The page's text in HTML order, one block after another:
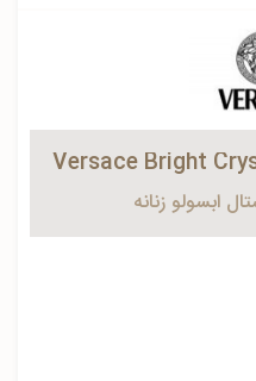
Versace Bright
ابسولو زنانه